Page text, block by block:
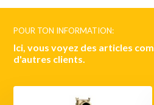
POUR TON INFORMATION:
Ici, vous voyez des articles
d'autres clients.